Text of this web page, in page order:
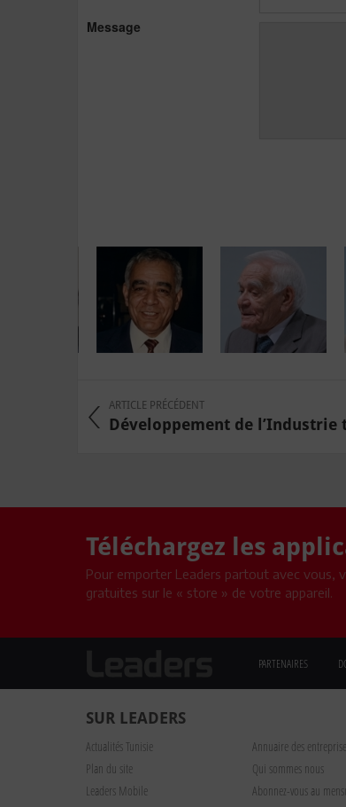
Message
ARTICLE PRÉCÉDENT
Développement de l’Industrie
Téléchargez les
Pour emporter Leaders partout avec vous,
gratuites sur le « store » de votre appareil.
PARTENAIRES
SUR LEADERS
Actualités Tunisie Annuaire des
Plan du site
Qui sommes nous
Leaders Mobile
Abonnez-vous au